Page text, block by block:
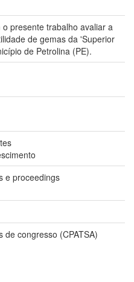
presente trabalho avaliar a
de gemas da 'Superior
de Petrolina (PE).
e proceedings
de congresso (CPATSA)